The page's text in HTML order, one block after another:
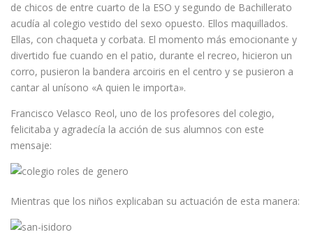
de chicos de entre cuarto de la ESO y segundo de Bachillerato
acudía al colegio vestido del sexo opuesto. Ellos maquillados.
Ellas, con chaqueta y corbata. El momento más emocionante y
divertido fue cuando en el patio, durante el recreo, hicieron un
corro, pusieron la bandera arcoiris en el centro y se pusieron a
cantar al unísono «A quien le importa».
Francisco Velasco Reol, uno de los profesores del colegio,
felicitaba y agradecía la acción de sus alumnos con este
mensaje:
Mientras que los niños explicaban su actuación de esta manera: